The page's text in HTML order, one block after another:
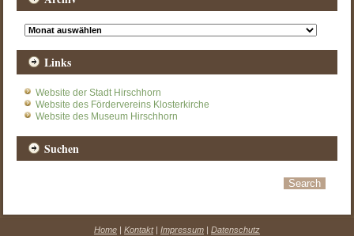
Archiv
Links
Website der Stadt Hirschhorn
Website des Fördervereins Klosterkirche
Website des Museum Hirschhorn
Suchen
Home | Kontakt| Impressum | Datenschutz